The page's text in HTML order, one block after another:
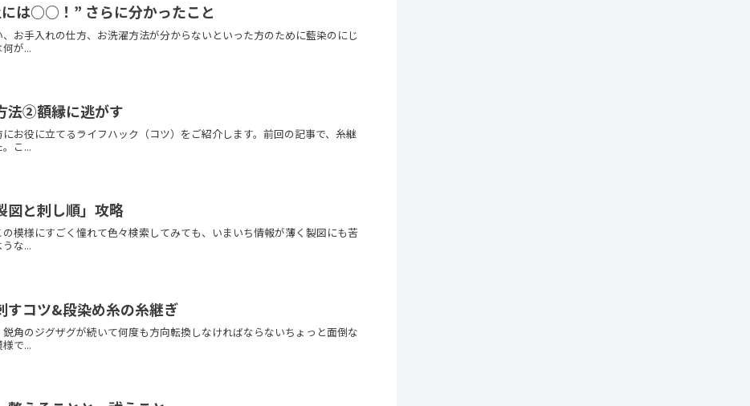
は○○！” さらに分かったこと
お手入れの仕方、お洗濯方法が分からないといった方のために藍染のにじ
が...
法②額縁に逃がす
お役に立てるライフハック（コツ）をご紹介します。前回の記事で、糸継
こ...
図と刺し順」攻略
模様にすごく憧れて色々検索してみても、いまいち情報が薄く製図にも苦
な...
すコツ&段染め糸の糸継ぎ
角のジグザグが続いて何度も方向転換しなければならないちょっと面倒な
で...